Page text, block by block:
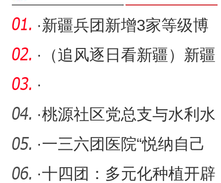
·新疆兵团新增3家等级博
物馆
·
（追风逐日看新疆）新疆
古村落吸引游客
·
·桃源社区党总支与水利水
电各党支部联合开展主题
党
·一三六团医院“悦纳自己
从心开始”心理健康团辅讲
·十四团：多元化种植开辟